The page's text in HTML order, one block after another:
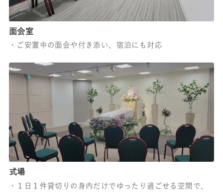
面会室
・ご安置中の面会や付き添い、宿泊にも対応
式場
・１日１件貸切りの身内だけでゆったり過ごせる空間で、